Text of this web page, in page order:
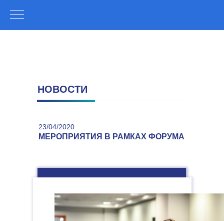
НОВОСТИ
МЕРОПРИЯТИЯ В РАМКАХ ФОРУМА
23/04/2020